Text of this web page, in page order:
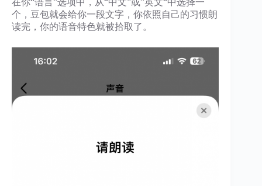
在你“语言”选项中，从“中文”或”英文“中选择一
个，豆包就会给你一段文字，你依照自己的习惯朗
读完，你的语音特色就被拾取了。